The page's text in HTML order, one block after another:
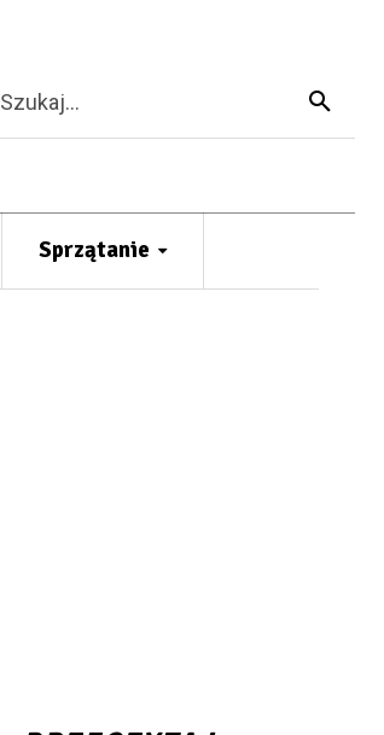
Szukaj...
Sprzątanie